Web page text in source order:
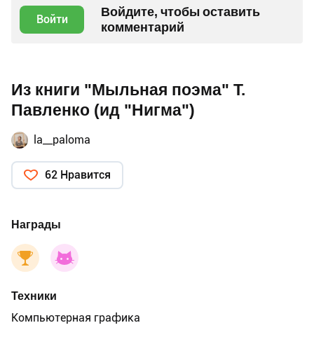
Войти
Войдите, чтобы оставить
комментарий
Из книги "Мыльная поэма" Т.
Павленко (ид "Нигма")
la__paloma
62 Нравится
Награды
Техники
Компьютерная графика